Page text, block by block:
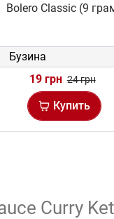
Bolero Classic (9
19 грн 24 грн
Купить
Curry